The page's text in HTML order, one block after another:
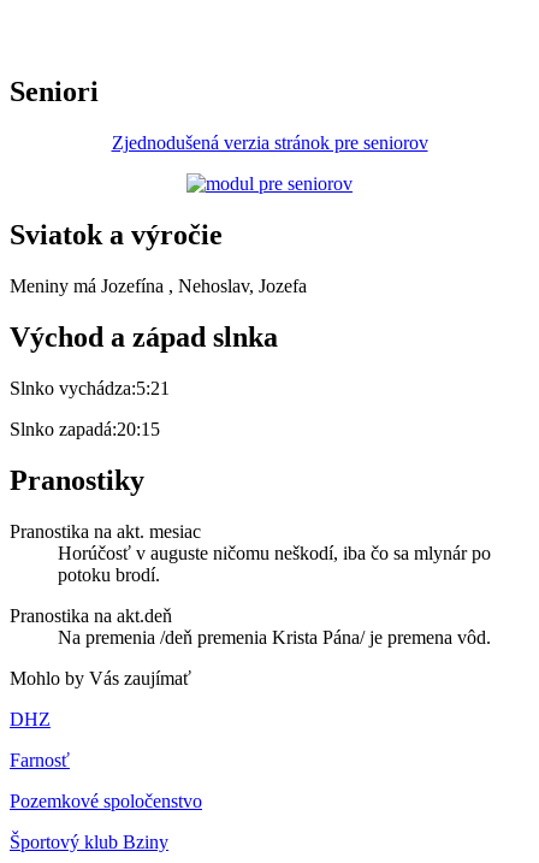
Seniori
Zjednodušená verzia stránok pre seniorov
Sviatok a výročie
Meniny má Jozefína , Nehoslav, Jozefa
Východ a západ slnka
Slnko vychádza:5:21
Slnko zapadá:20:15
Pranostiky
Pranostika na akt. mesiac
Horúčosť v auguste ničomu neškodí, iba čo sa mlynár po
potoku brodí.
Pranostika na akt.deň
Na premenia /deň premenia Krista Pána/ je premena vôd.
Mohlo by Vás zaujímať
DHZ
Farnosť
Pozemkové spoločenstvo
Športový klub Bziny